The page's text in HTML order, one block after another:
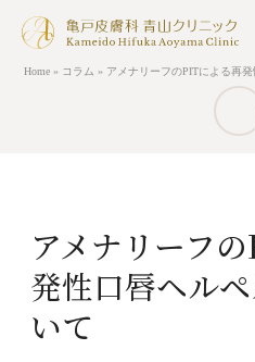
content
お知らせ
当院の紹介
Home » コラム » アメナリーフのPITによる再
アメナリーフ
発性口唇ヘル
いて